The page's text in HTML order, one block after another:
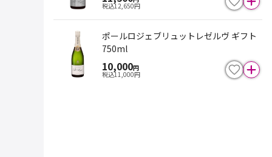
税込12,650円
ポールロジェブリュットレゼルヴ ギフト
750ml
10,000円
税込11,000円